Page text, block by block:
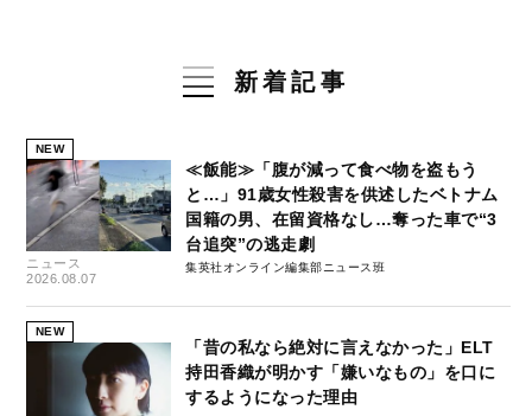
新着記事
NEW
ニュース
2026.08.07
≪飯能≫「腹が減って食べ物を盗もう
と…」91歳女性殺害を供述したベトナム
国籍の男、在留資格なし…奪った車で“3
台追突”の逃走劇
集英社オンライン編集部ニュース班
NEW
「昔の私なら絶対に言えなかった」ELT
持田香織が明かす「嫌いなもの」を口に
するようになった理由